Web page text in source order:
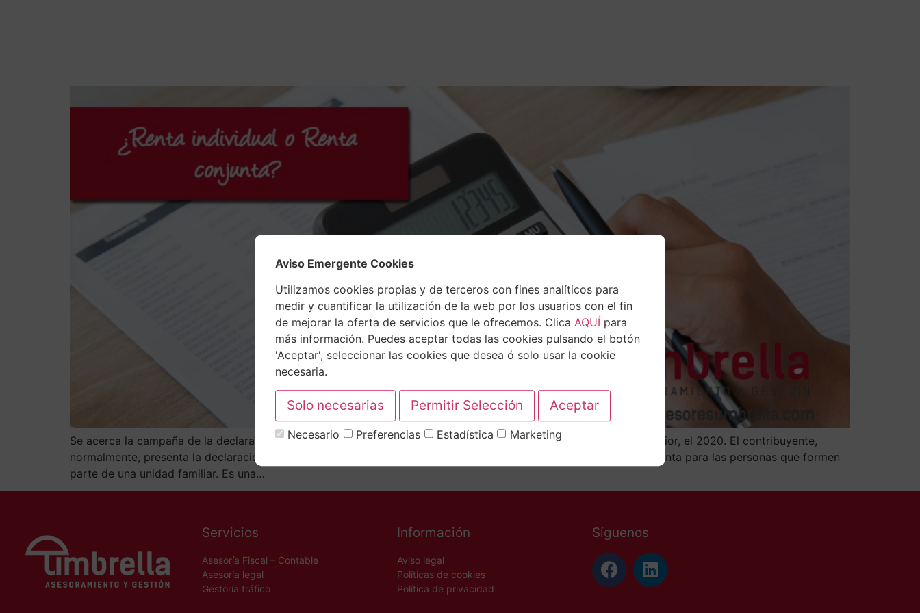
Se acerca la campaña de la declaración de la Renta de 2021 en la cual hay que declarar por el período anual anterior, el 2020. El contribuyente,
normalmente, presenta la declaración de forma individual, pero existe la posibilidad de presentarla de forma conjunta para las personas que formen
parte de una unidad familiar. Es una…
Servicios
Asesoría Fiscal – Contable
Asesoría legal
Gestoría tráfico
Información
Aviso legal
Políticas de cookies
Política de privacidad
Síguenos
Aviso Emergente Cookies
Utilizamos cookies propias y de terceros con fines analíticos para
medir y cuantificar la utilización de la web por los usuarios con el fin
de mejorar la oferta de servicios que le ofrecemos. Clica AQUÍ para
más información. Puedes aceptar todas las cookies pulsando el botón
'Aceptar', seleccionar las cookies que desea ó solo usar la cookie
necesaria.
Necesario Preferencias Estadística Marketing